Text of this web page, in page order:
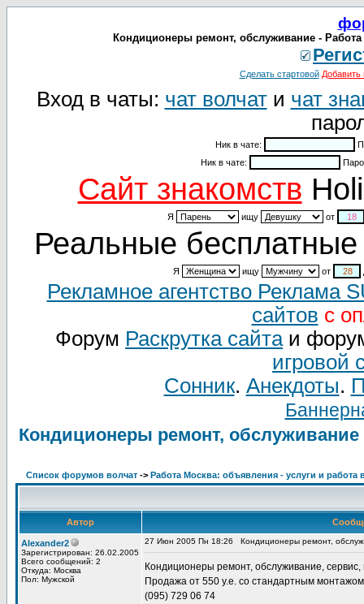
Кондиционеры ремонт, обслуживание -
Сделать стартовой Добавить
Вход в чаты: чат волчати чат
Ник в чате:
Ник в чате:
Cайт знакомств
Я ищу от
Реальные бесплатные
Я ищу от
Рекламное агентство Реклама
сайтов с
Форум Раскрутка сайтаи
игровой
Сонник. Анекдоты.
Кондиционеры ремонт, обслуживание
Список форумов волчат -> Работа Москва: объявления - услуги и работа
Автор
Alexander2
Зарегистрирован: 26.02.2005
Всего сообщений: 2
Откуда: Москва
Пол: Мужской
27 Июн 2005 Пн 18:26 Кондиционеры ремонт,
Кондиционеры ремонт, обслуживание,
Продажа от 550 у.е. со стандартным монтажом
(095) 729 06 74